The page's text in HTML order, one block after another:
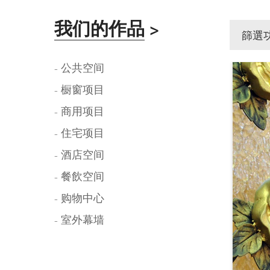
我们的作品 >
- 公共空间
- 橱窗项目
- 商用项目
- 住宅项目
- 酒店空间
- 餐飲空间
- 购物中心
- 室外幕墙
篩選